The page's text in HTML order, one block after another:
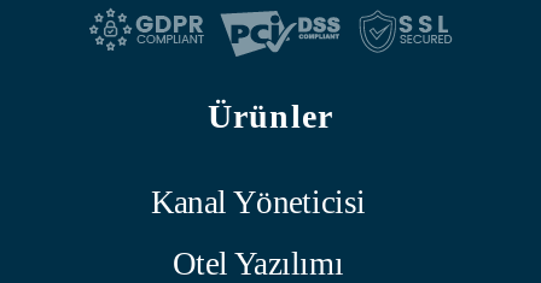
Ürünler
Kanal Yöneticisi
Otel Yazılımı